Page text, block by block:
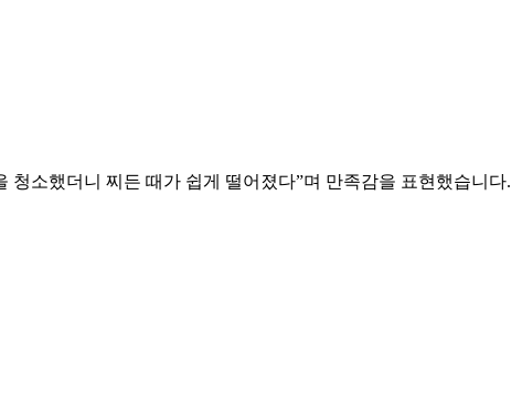
소했더니 찌든 때가 쉽게 떨어졌다”며 만족감을 표현했습니다.